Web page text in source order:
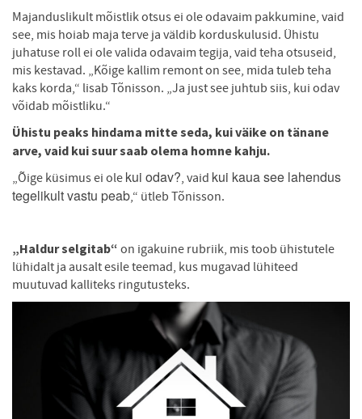
Majanduslikult mõistlik otsus ei ole odavaim pakkumine, vaid
see, mis hoiab maja terve ja väldib korduskulusid. Ühistu
juhatuse roll ei ole valida odavaim tegija, vaid teha otsuseid,
mis kestavad. „Kõige kallim remont on see, mida tuleb teha
kaks korda,“ lisab Tõnisson. „Ja just see juhtub siis, kui odav
võidab mõistliku.“
Ühistu peaks hindama mitte seda, kui väike on tänane
arve, vaid kui suur saab olema homne kahju.
„Õige küsimus ei ole kui odav?, vaid kui kaua see lahendus
tegelikult vastu peab,“ ütleb Tõnisson.
„Haldur selgitab“ on igakuine rubriik, mis toob ühistutele
lühidalt ja ausalt esile teemad, kus mugavad lühiteed
muutuvad kalliteks ringutusteks.